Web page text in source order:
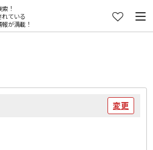
！
れている
が満載！
変更